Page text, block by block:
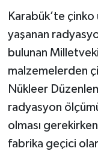
Karabük’te
yaşanan
bulunan
malzemelerden
Nükleer
radyasyon
olması
fabrika geçici